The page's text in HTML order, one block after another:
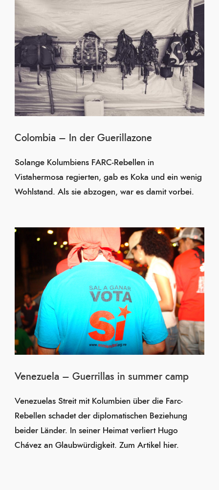
Colombia – In der Guerillazone
Solange Kolumbiens FARC-Rebellen in
Vistahermosa regierten, gab es Koka und ein wenig
Wohlstand. Als sie abzogen, war es damit vorbei.
Venezuela – Guerrillas in summer camp
Venezuelas Streit mit Kolumbien über die Farc-
Rebellen schadet der diplomatischen Beziehung
beider Länder. In seiner Heimat verliert Hugo
Chávez an Glaubwürdigkeit. Zum Artikel hier.